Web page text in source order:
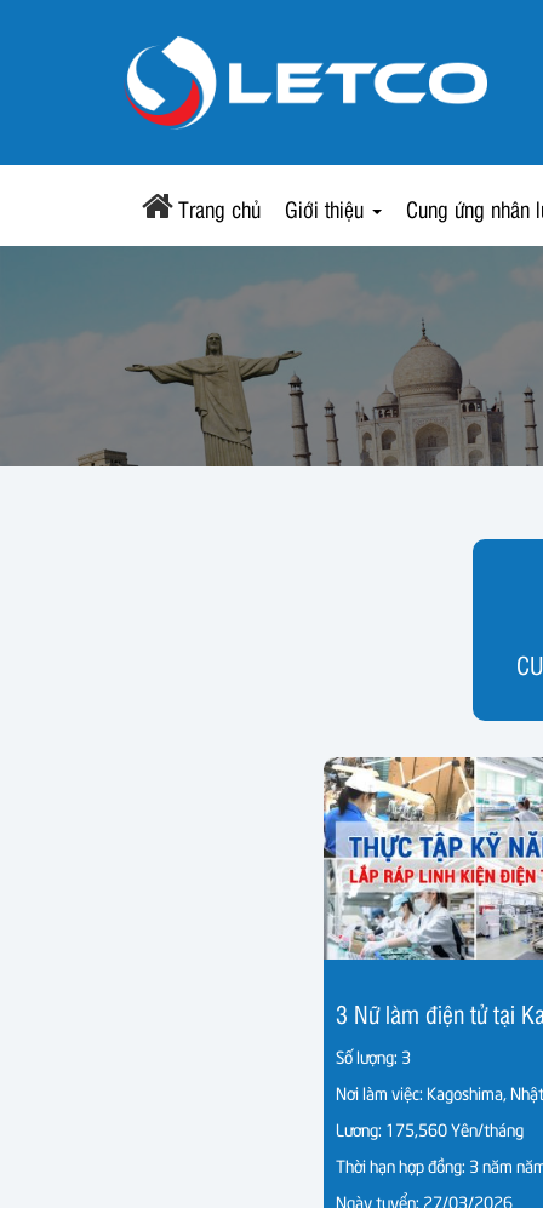
Trang chủ Giới thiệu Cung ứng nhân
Số lượng: 3
Nơi làm việc: Kagoshima,
Lương: 175,560 Yên/tháng
Thời hạn hợp đồng: 3 năm
Ngày tuyển: 27/03/2026